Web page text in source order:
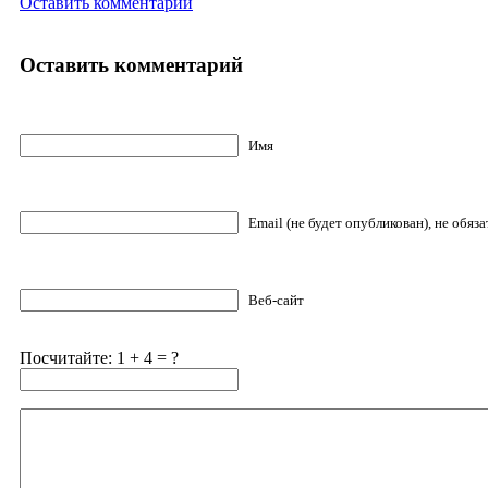
Оставить комментарий
Имя
Email (не будет опубликован), не
Веб-сайт
Посчитайте: 1 + 4 = ?